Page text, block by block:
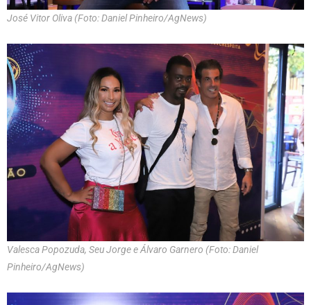
José Vitor Oliva (Foto: Daniel Pinheiro/AgNews)
Valesca Popozuda, Seu Jorge e Álvaro Garnero (Foto: Daniel
Pinheiro/AgNews)